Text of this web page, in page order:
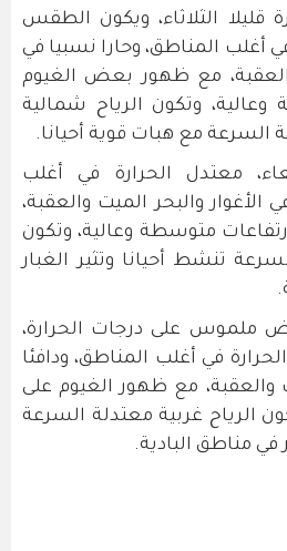
قليلا الثلاثاء، ويكون الطقس
أغلب المناطق، وحارا نسبيا في
والعقبة، مع ظهور بعض الغيوم
وتكون الرياح شمالية
السرعة مع هبات قوية أحيانا.
معتدل الحرارة في أغلب
الأغوار والبحر الميت والعقبة،
متوسطة وعالية، وتكون
تنشط أحيانا وتثير الغبار
ملموس على درجات الحرارة،
في أغلب المناطق، ودافئا
والعقبة، مع ظهور الغيوم على
الرياح غربية معتدلة السرعة
في مناطق البادية.